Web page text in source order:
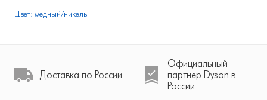
Цвет: медный/никель
Доставка по России
Официальный
партнер Dyson в
России